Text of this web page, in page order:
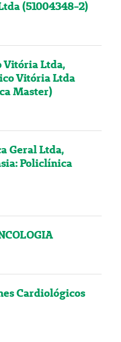
(51004348-2)
Vitória Ltda,
Vitória Ltda
Master)
Geral Ltda,
Policlínica
Cardiológicos